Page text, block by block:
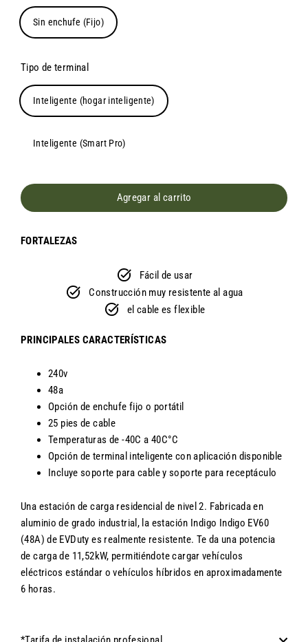
Sin enchufe (Fijo)
Tipo de terminal
Inteligente (hogar inteligente)
Inteligente (Smart Pro)
Agregar al carrito
FORTALEZAS
Fácil de usar
Construcción muy resistente al agua
el cable es flexible
PRINCIPALES CARACTERÍSTICAS
240v
48a
Opción de enchufe fijo o portátil
25 pies de cable
Temperaturas de -40C a 40C°C
Opción de terminal inteligente con aplicación disponible
Incluye soporte para cable y soporte para receptáculo
Una estación de carga residencial de nivel 2. Fabricada en
aluminio de grado industrial, la estación Indigo Indigo EV60
(48A) de EVDuty es realmente resistente. Te da una potencia
de carga de 11,52kW, permitiéndote cargar vehículos
eléctricos estándar o vehículos híbridos en aproximadamente
6 horas.